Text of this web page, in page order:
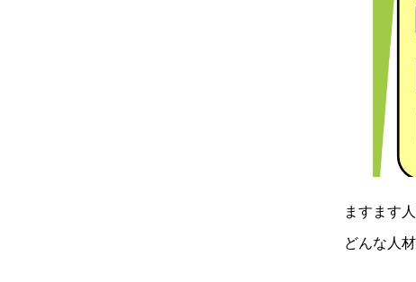
ますます
どんな人